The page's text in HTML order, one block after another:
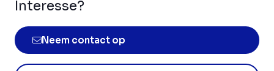
Interesse?
Neem contact op